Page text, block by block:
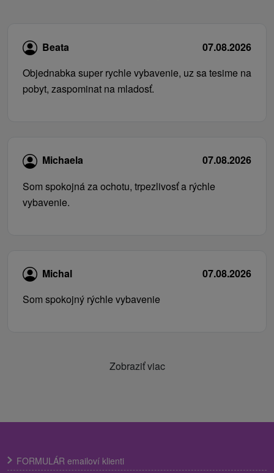
Beata
07.08.2026
Objednabka super rychle vybavenie, uz sa tesime na
pobyt, zaspominat na mladosť.
Michaela
07.08.2026
Som spokojná za ochotu, trpezlivosť a rýchle
vybavenie.
Michal
07.08.2026
Som spokojný rýchle vybavenie
Zobraziť viac
FORMULÁR emailoví klienti